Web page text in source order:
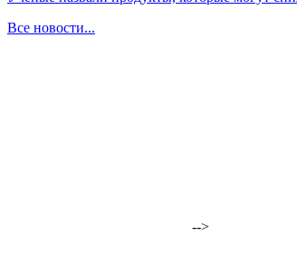
Все новости...
-->